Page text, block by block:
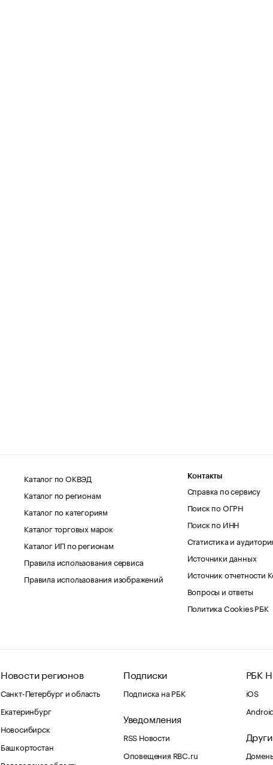
Каталог по ОКВЭД
Каталог по регионам
Каталог по категориям
Каталог торговых марок
Каталог ИП по регионам
Правила использования сервиса
Правила использования изображений
Контакты
Справка по сервису
Поиск по ОГРН
Поиск по ИНН
Статистика и
Источники данных
Источник отчетности
Вопросы и ответы
Политика Cookies РБК
Новости регионов
Санкт-Петербург и область
Екатеринбург
Новосибирск
Башкортостан
Подписки
Подписка на РБК
Уведомления
RSS Новости
Оповещения RBC.ru
РБК
iOS